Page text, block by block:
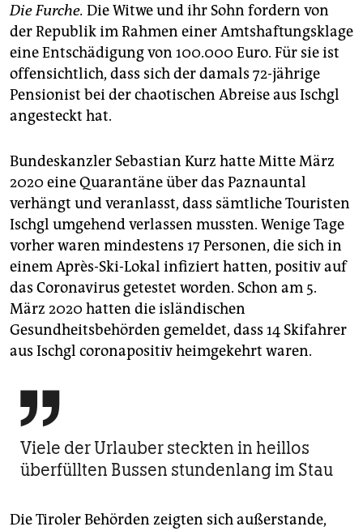
Die Furche. Die Witwe und ihr Sohn fordern von
der Republik im Rahmen einer Amtshaftungsklage
eine Entschädigung von 100.000 Euro. Für sie ist
offensichtlich, dass sich der damals 72-jährige
Pensionist bei der chaotischen Abreise aus Ischgl
angesteckt hat.
Bundeskanzler Sebastian Kurz hatte Mitte März
2020 eine Quarantäne über das Paznauntal
verhängt und veranlasst, dass sämtliche Touristen
Ischgl umgehend verlassen mussten. Wenige Tage
vorher waren mindestens 17 Personen, die sich in
einem Après-Ski-Lokal infiziert hatten, positiv auf
das Coronavirus getestet worden. Schon am 5.
März 2020 hatten die isländischen
Gesundheitsbehörden gemeldet, dass 14 Skifahrer
aus Ischgl coronapositiv heimgekehrt waren.

Viele der Urlauber steckten in heillos
überfüllten Bussen stundenlang im Stau
Die Tiroler Behörden zeigten sich außerstande,